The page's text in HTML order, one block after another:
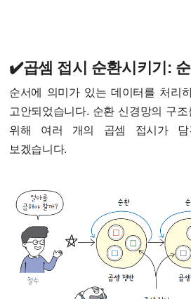
✔️곱셈 접시 순환시키기:
순서에 의미가 있는 데이터를 처리
고안되었습니다. 순환 신경망의 구조
위해 여러 개의 곱셈 접시가
보겠습니다.